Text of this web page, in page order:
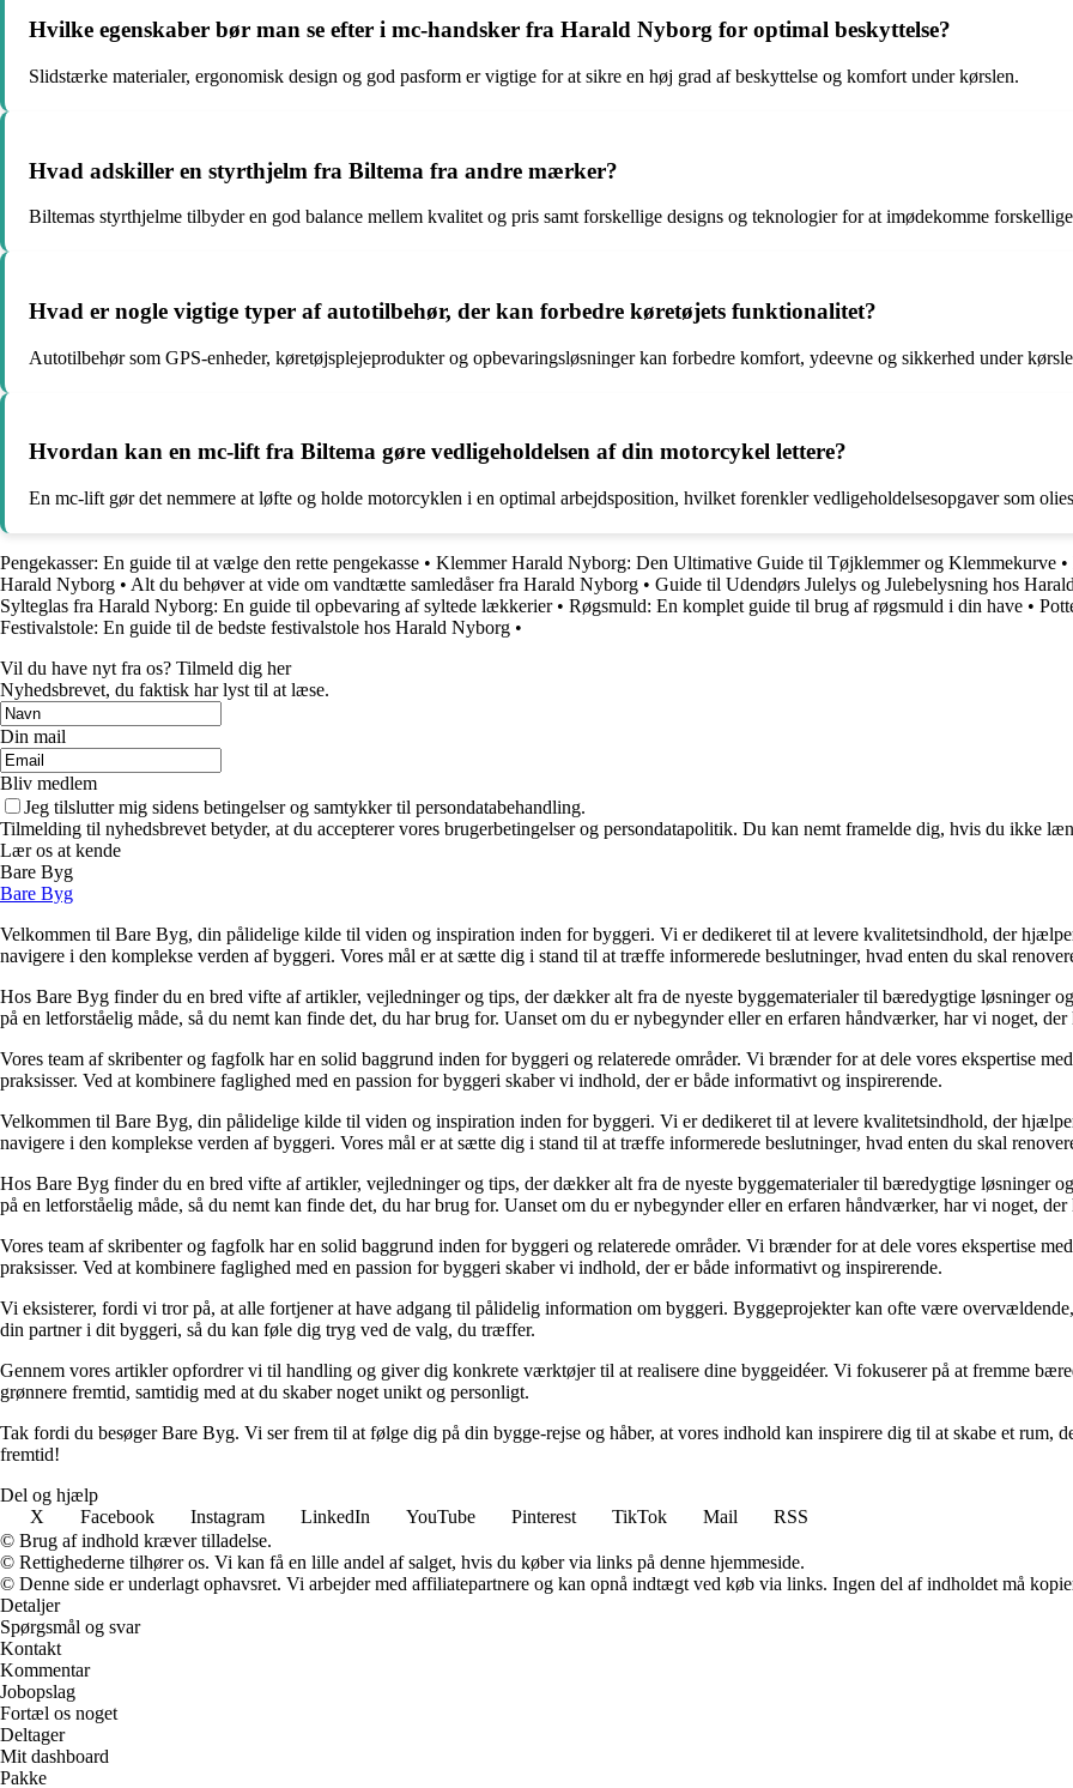
Hvilke egenskaber bør man se efter i mc-handsker fra Harald Nyborg for optimal beskyttelse?
Slidstærke materialer, ergonomisk design og god pasform er vigtige for at sikre en høj grad af beskyttelse og komfort under kørslen.
Hvad adskiller en styrthjelm fra Biltema fra andre mærker?
Biltemas styrthjelme tilbyder en god balance mellem kvalitet og pris samt forskellige designs og teknologier for at imødekomme
Hvad er nogle vigtige typer af autotilbehør, der kan forbedre køretøjets funktionalitet?
Autotilbehør som GPS-enheder, køretøjsplejeprodukter og opbevaringsløsninger kan forbedre komfort, ydeevne og sikkerhed under
Hvordan kan en mc-lift fra Biltema gøre vedligeholdelsen af din motorcykel lettere?
En mc-lift gør det nemmere at løfte og holde motorcyklen i en optimal arbejdsposition, hvilket forenkler vedligeholdelsesopgaver som
Pengekasser: En guide til at vælge den rette pengekasse • Klemmer Harald Nyborg: Den Ultimative Guide til Tøjklemmer og Klemmekurve •
Harald Nyborg • Alt du behøver at vide om vandtætte samledåser fra Harald Nyborg • Guide til Udendørs Julelys og Julebelysning hos
Sylteglas fra Harald Nyborg: En guide til opbevaring af syltede lækkerier• Røgsmuld: En komplet guide til brug af røgsmuld i din have •
Festivalstole: En guide til de bedste festivalstole hos Harald Nyborg •
Vil du have nyt fra os? Tilmeld dig her
Nyhedsbrevet, du faktisk har lyst til at læse.
Din mail
Bliv medlem
Jeg tilslutter mig sidens betingelser og samtykker til persondatabehandling.
Tilmelding til nyhedsbrevet betyder, at du accepterer vores brugerbetingelser og persondatapolitik. Du kan nemt framelde dig, hvis du ikke
Lær os at kende
Bare Byg
Bare Byg
Velkommen til Bare Byg, din pålidelige kilde til viden og inspiration inden for byggeri. Vi er dedikeret til at levere kvalitetsindhold, der
navigere i den komplekse verden af byggeri. Vores mål er at sætte dig i stand til at træffe informerede beslutninger, hvad enten du skal
Hos Bare Byg finder du en bred vifte af artikler, vejledninger og tips, der dækker alt fra de nyeste byggematerialer til bæredygtige løsninger
på en letforståelig måde, så du nemt kan finde det, du har brug for. Uanset om du er nybegynder eller en erfaren håndværker, har vi noget,
Vores team af skribenter og fagfolk har en solid baggrund inden for byggeri og relaterede områder. Vi brænder for at dele vores ekspertise
praksisser. Ved at kombinere faglighed med en passion for byggeri skaber vi indhold, der er både informativt og inspirerende.
Velkommen til Bare Byg, din pålidelige kilde til viden og inspiration inden for byggeri. Vi er dedikeret til at levere kvalitetsindhold, der
navigere i den komplekse verden af byggeri. Vores mål er at sætte dig i stand til at træffe informerede beslutninger, hvad enten du skal
Hos Bare Byg finder du en bred vifte af artikler, vejledninger og tips, der dækker alt fra de nyeste byggematerialer til bæredygtige løsninger
på en letforståelig måde, så du nemt kan finde det, du har brug for. Uanset om du er nybegynder eller en erfaren håndværker, har vi noget,
Vores team af skribenter og fagfolk har en solid baggrund inden for byggeri og relaterede områder. Vi brænder for at dele vores ekspertise
praksisser. Ved at kombinere faglighed med en passion for byggeri skaber vi indhold, der er både informativt og inspirerende.
Vi eksisterer, fordi vi tror på, at alle fortjener at have adgang til pålidelig information om byggeri. Byggeprojekter kan ofte være
din partner i dit byggeri, så du kan føle dig tryg ved de valg, du træffer.
Gennem vores artikler opfordrer vi til handling og giver dig konkrete værktøjer til at realisere dine byggeidéer. Vi fokuserer på at fremme
grønnere fremtid, samtidig med at du skaber noget unikt og personligt.
Tak fordi du besøger Bare Byg. Vi ser frem til at følge dig på din bygge-rejse og håber, at vores indhold kan inspirere dig til at skabe et rum,
fremtid!
Del og hjælp
X
Facebook Instagram LinkedIn YouTube Pinterest TikTok Mail
RSS
© Brug af indhold kræver tilladelse.
© Rettighederne tilhører os. Vi kan få en lille andel af salget, hvis du køber via links på denne hjemmeside.
© Denne side er underlagt ophavsret. Vi arbejder med affiliatepartnere og kan opnå indtægt ved køb via links. Ingen del af indholdet må
Detaljer
Spørgsmål og svar
Kontakt
Kommentar
Jobopslag
Fortæl os noget
Deltager
Mit dashboard
Pakke